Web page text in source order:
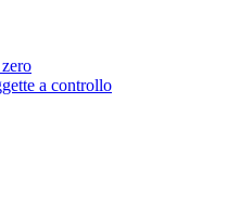
a controllo